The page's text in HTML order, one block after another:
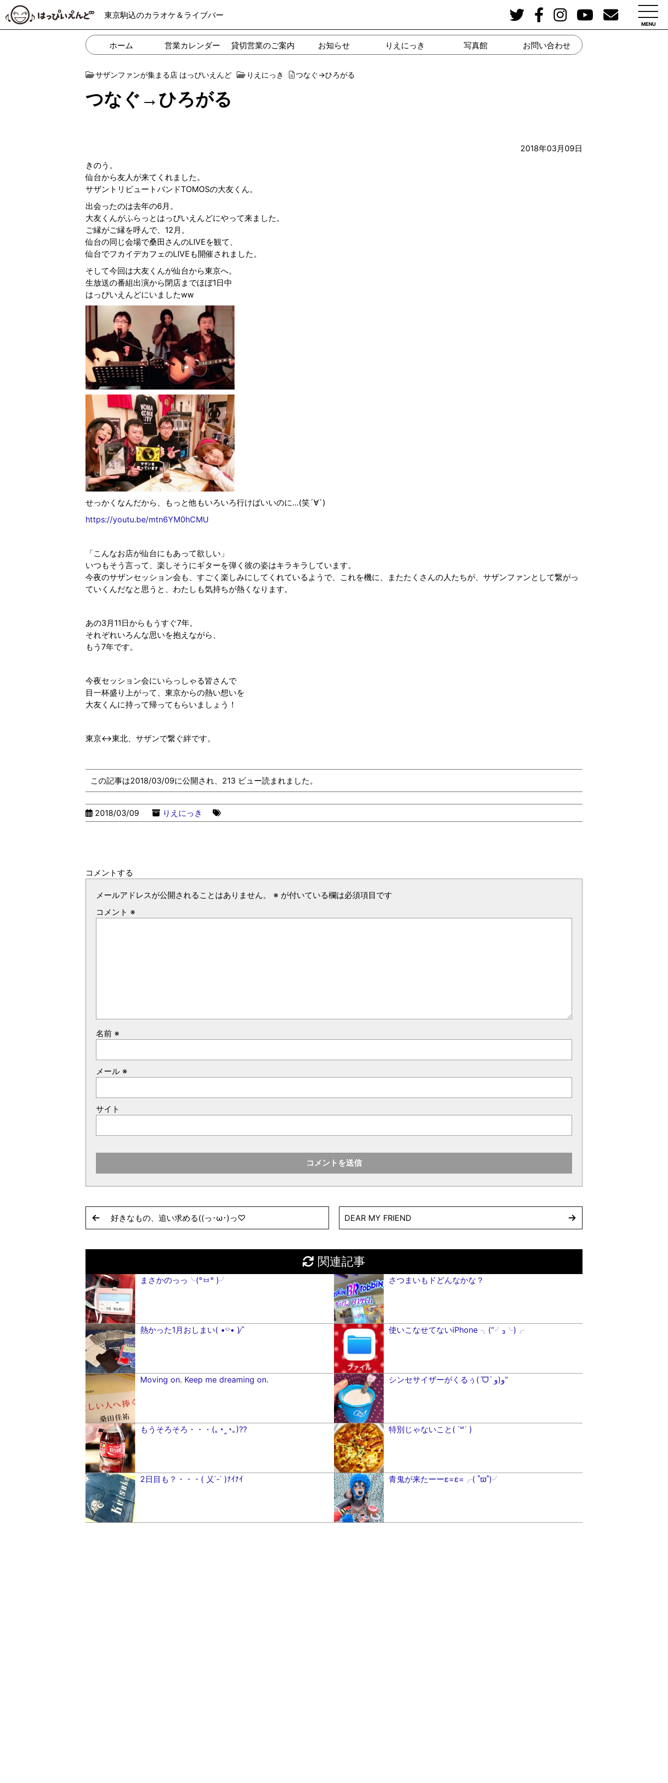
東京駒込のカラオケ＆ライブバー
MENU
ホーム 営業カレンダー 貸切営業のご案内 お知らせ りえにっき 写真館 お問い合わせ
サザンファンが集まる店 はっぴいえんど りえにっき つなぐ→ひろがる
つなぐ→ひろがる
2018年03月09日
きのう。
仙台から友人が来てくれました。
サザントリビュートバンドTOMOSの大友くん。
出会ったのは去年の6月。
大友くんがふらっとはっぴいえんどにやって来ました。
ご縁がご縁を呼んで、12月。
仙台の同じ会場で桑田さんのLIVEを観て、
仙台でフカイデカフェのLIVEも開催されました。
そして今回は大友くんが仙台から東京へ。
生放送の番組出演から閉店までほぼ1日中
はっぴいえんどにいましたww
せっかくなんだから、もっと他もいろいろ行けばいいのに…(笑´∀︎`)
https://youtu.be/mtn6YM0hCMU
「こんなお店が仙台にもあって欲しい」
いつもそう言って、楽しそうにギターを弾く彼の姿はキラキラしています。
今夜のサザンセッション会も、すごく楽しみにしてくれているようで、これを機に、またたくさんの人たちが、サザンファンとして繋がっ
ていくんだなと思うと、わたしも気持ちが熱くなります。
あの3月11日からもうすぐ7年。
それぞれいろんな思いを抱えながら、
もう7年です。
今夜セッション会にいらっしゃる皆さんで
目一杯盛り上がって、東京からの熱い想いを
大友くんに持って帰ってもらいましょう！
東京↔︎東北、サザンで繋ぐ絆です。
この記事は2018/03/09に公開され、213 ビュー読まれました。
2018/03/09 りえにっき
コメントする
メールアドレスが公開されることはありません。 ※ が付いている欄は必須項目です
コメント ※
名前 ※
メール ※
サイト
好きなもの、追い求める((っ･ω･)っ♡ DEAR MY FRIEND
関連記事
まさかのっっ╰(°ㅂ° )╯ さつまいもドどんなかな？
熱かった1月おしまい( •⌔• ) ̷ ̏ 使いこなせてないiPhone ╮(“╯₃╰)╭
Moving on. Keep me dreaming on. シンセサイザーがくるぅ(ˊᗜˋ و(و”
もうそろそろ・・・(｡◔‸◔｡)?? 特別じゃないこと( ˙꒳​˙ )
2日目も？・・・( 乂˙-˙ )ﾅｲﾅｲ 青鬼が来たーーε=ε=╭( ˚ϖ˚)╯